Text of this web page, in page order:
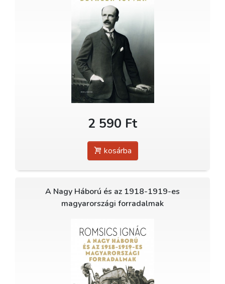
2 590 Ft
kosárba
A Nagy Háború és az 1918-1919-es
magyarországi forradalmak